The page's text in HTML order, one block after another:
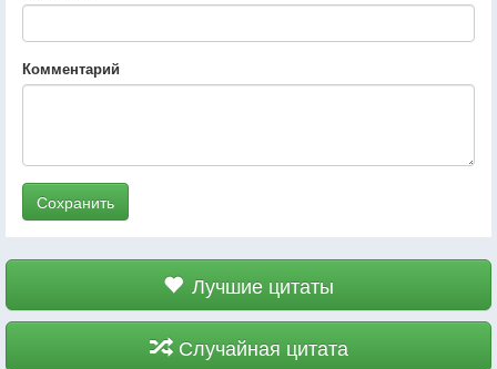
Комментарий
Сохранить
Лучшие цитаты
Случайная цитата